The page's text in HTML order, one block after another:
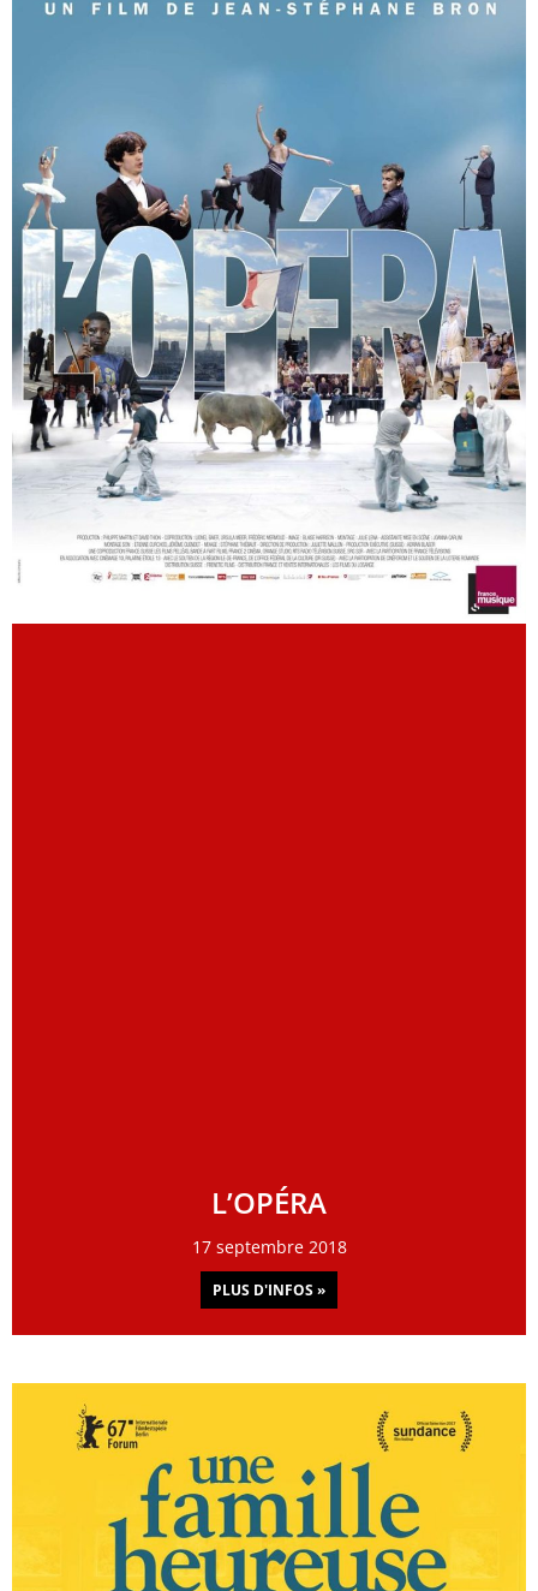
L’OPÉRA
17 septembre 2018
PLUS D'INFOS »